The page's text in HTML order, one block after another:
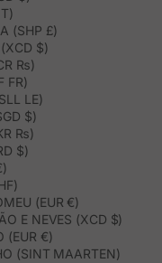
(SHP £)
$)
₨)
FR)
LE)
$)
₨)
$)
(EUR €)
E NEVES (XCD $)
(EUR €)
(SINT MAARTEN)